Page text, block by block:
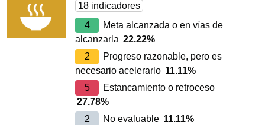
18 indicadores
4
Meta alcanzada o en vías de
alcanzarla 22.22%
2
Progreso razonable, pero es
necesario acelerarlo 11.11%
5
Estancamiento o retroceso
27.78%
2
No evaluable 11.11%